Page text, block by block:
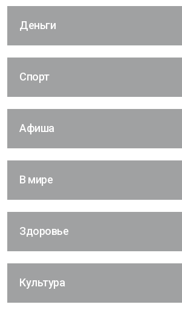
Деньги
Спорт
Афиша
В мире
Здоровье
Культура